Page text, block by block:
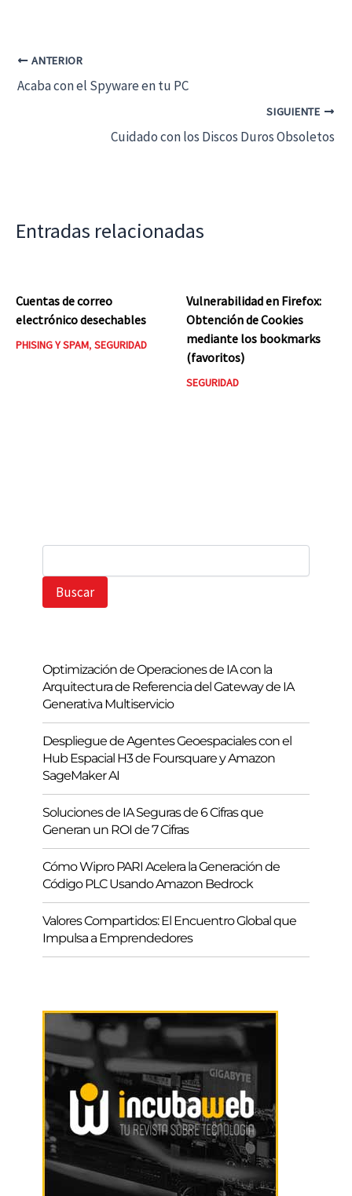
ANTERIOR
Acaba con el Spyware en tu PC
SIGUIENTE
Cuidado con los Discos Duros Obsoletos
Entradas relacionadas
Cuentas de correo
electrónico desechables
PHISING Y SPAM, SEGURIDAD
Vulnerabilidad en Firefox:
Obtención de Cookies
mediante los bookmarks
(favoritos)
SEGURIDAD
B
s
Buscar
Optimización de Operaciones de IA con la
Arquitectura de Referencia del Gateway de IA
Generativa Multiservicio
Despliegue de Agentes Geoespaciales con el
Hub Espacial H3 de Foursquare y Amazon
SageMaker AI
Soluciones de IA Seguras de 6 Cifras que
Generan un ROI de 7 Cifras
Cómo Wipro PARI Acelera la Generación de
Código PLC Usando Amazon Bedrock
Valores Compartidos: El Encuentro Global que
Impulsa a Emprendedores